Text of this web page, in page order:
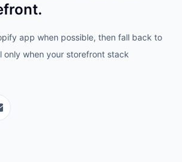
app when possible, then fall back to
only when your storefront stack